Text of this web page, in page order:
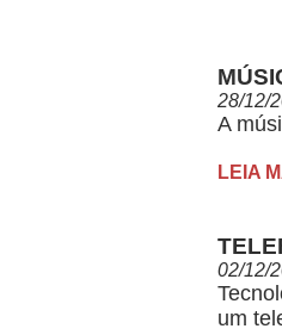
28/12/
A
LEIA
02/12/
um